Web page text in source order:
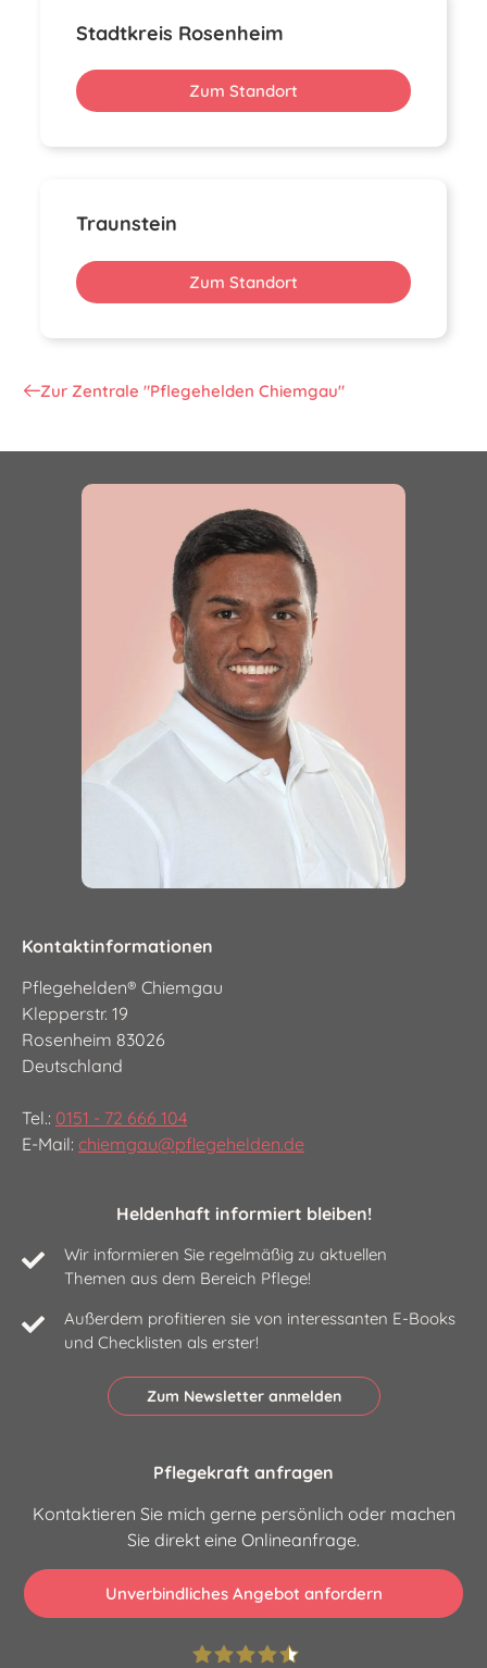
Stadtkreis Rosenheim
Zum Standort
Traunstein
Zum Standort
Zur Zentrale "Pflegehelden Chiemgau"
Kontaktinformationen
Pflegehelden® Chiemgau
Klepperstr. 19
Rosenheim 83026
Deutschland
Tel.: 0151 - 72 666 104
E-Mail: chiemgau@pflegehelden.de
Heldenhaft informiert bleiben!
Wir informieren Sie regelmäßig zu aktuellen
Themen aus dem Bereich Pflege!
Außerdem profitieren sie von interessanten E-Books
und Checklisten als erster!
Zum Newsletter anmelden
Pflegekraft anfragen
Kontaktieren Sie mich gerne persönlich oder machen
Sie direkt eine Onlineanfrage.
Unverbindliches Angebot anfordern